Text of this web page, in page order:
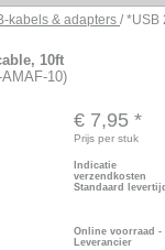
kabels & adapters / *USB
10ft
10)
€ 7,95 *
Prijs per stuk
Indicatie
verzendkosten
Standaard levertijd
Online voorraad -
Leverancier